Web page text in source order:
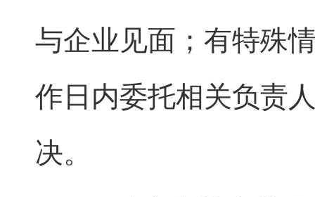
与企业见面；有特殊
作日内委托相关负责
决。